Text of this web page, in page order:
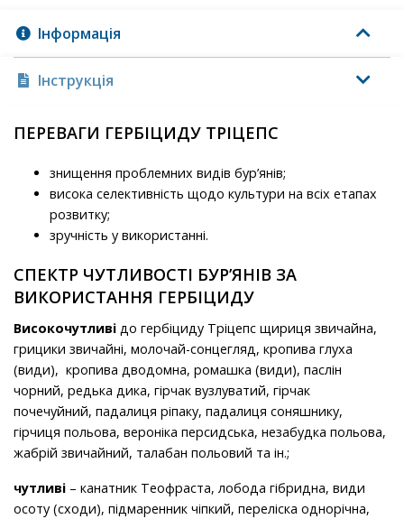
Інформація
Інструкція
ПЕРЕВАГИ ГЕРБІЦИДУ ТРІЦЕПС
знищення проблемних видів бур’янів;
висока селективність щодо культури на всіх етапах
розвитку;
зручність у використанні.
СПЕКТР ЧУТЛИВОСТІ БУР’ЯНІВ ЗА
ВИКОРИСТАННЯ ГЕРБІЦИДУ
Високочутливі до гербіциду Тріцепс щириця звичайна,
грицики звичайні, молочай-сонцегляд, кропива глуха
(види), кропива дводомна, ромашка (види), паслін
чорний, редька дика, гірчак вузлуватий, гірчак
почечуйний, падалиця ріпаку, падалиця соняшнику,
гірчиця польова, вероніка персидська, незабудка польова,
жабрій звичайний, талабан польовий та ін.;
чутливі – канатник Теофраста, лобода гібридна, види
осоту (сходи), підмаренник чіпкий, переліска однорічна,